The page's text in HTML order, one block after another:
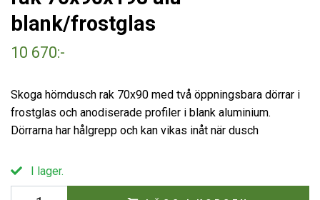
blank/frostglas
10 670:-
Skoga hörndusch rak 70x90 med två öppningsbara dörrar i
frostglas och anodiserade profiler i blank aluminium.
Dörrarna har hålgrepp och kan vikas inåt när dusch
I lager.